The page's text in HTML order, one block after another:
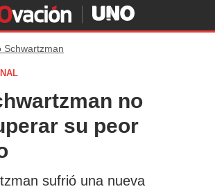
Schwartzman
no
su peor
sufrió una nueva